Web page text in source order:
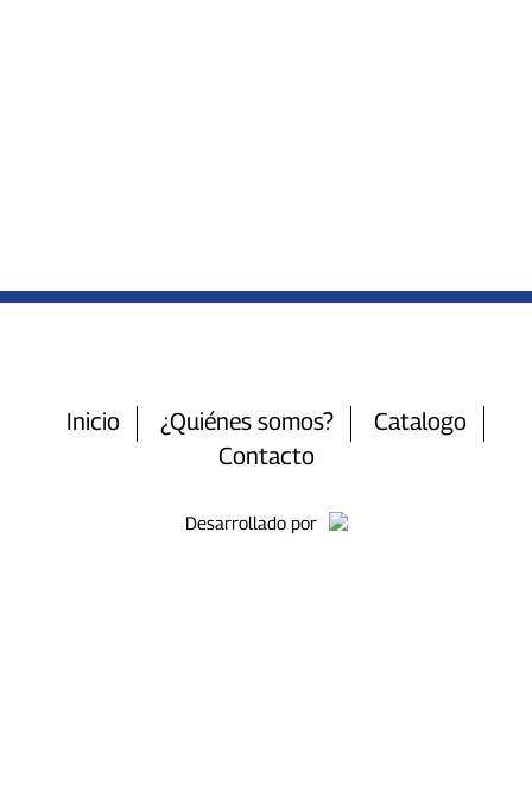
Inicio ¿Quiénes somos?
Catalogo
Contacto
Desarrollado por